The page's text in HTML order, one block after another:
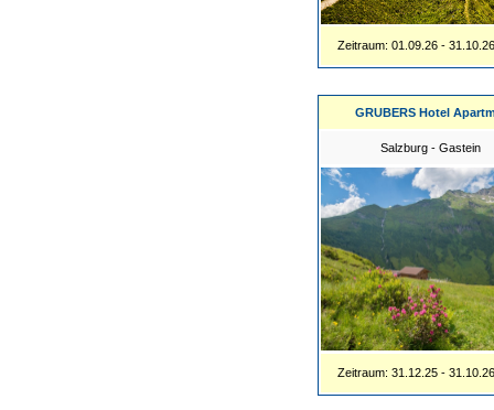
Zeitraum: 01.09.26 -
GRUBERS Hotel
Salzburg - Gastein
Zeitraum: 31.12.25 -